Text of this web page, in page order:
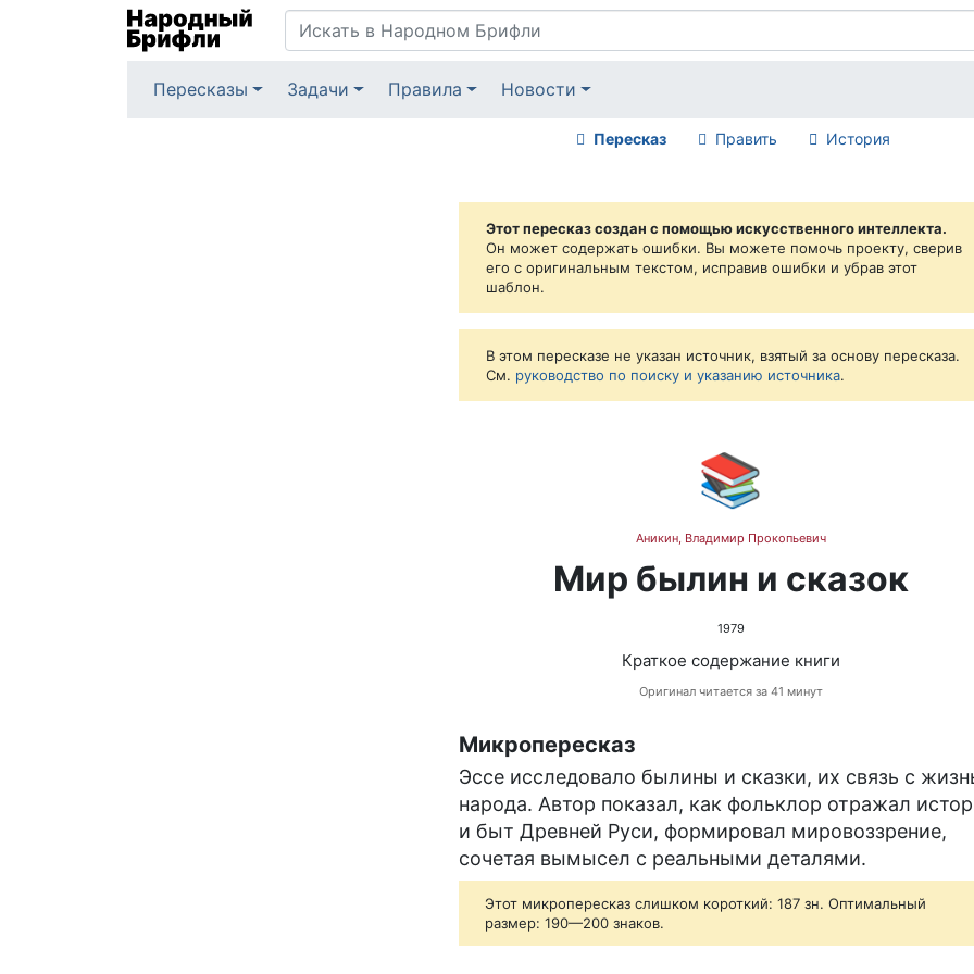
Пересказы Задачи Правила Новости
Пересказ Править История
Этот пересказ создан с помощью искусственного интеллекта.
Он может содержать ошибки. Вы можете помочь проекту, сверив
его с оригинальным текстом, исправив ошибки и убрав этот
шаблон.
В этом пересказе не указан источник, взятый за основу пересказа.
См. руководство по поиску и указанию источника.
📚
Аникин, Владимир Прокопьевич
Мир былин и сказок
1979
Краткое содержание книги
Оригинал читается за 41 минут
Микропересказ
Эссе исследовало былины и сказки, их связь с
народа. Автор показал, как фольклор отражал
и быт Древней Руси, формировал мировоззрение,
сочетая вымысел с реальными деталями.
Этот микропересказ слишком короткий: 187 зн. Оптимальный
размер: 190—200 знаков.